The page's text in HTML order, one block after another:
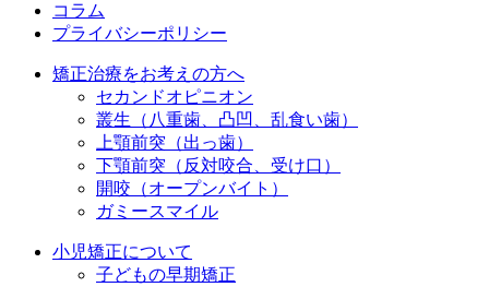
コラム
プライバシーポリシー
矯正治療をお考えの方へ
セカンドオピニオン
叢生（八重歯、凸凹、乱食い歯）
上顎前突（出っ歯）
下顎前突（反対咬合、受け口）
開咬（オープンバイト）
ガミースマイル
小児矯正について
子どもの早期矯正